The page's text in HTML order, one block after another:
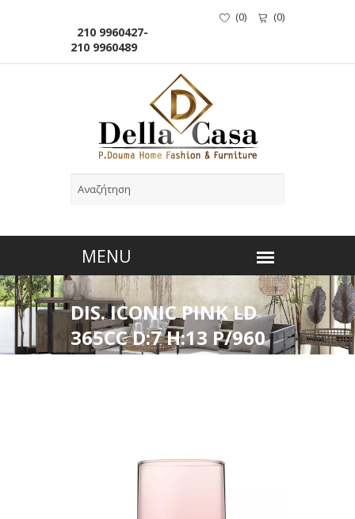
210 9960427-
210 9960489
(0) (0)
DIS. ICONIC PINK LD
365CC D:7 H:13 P/960
SB3.OB24. (sm)